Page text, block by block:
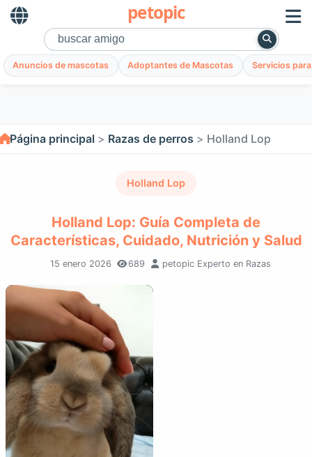
petopic
Anuncios de mascotas Adoptantes de Mascotas Servicios
Página principal Razas de perros Holland Lop
Holland Lop
Holland Lop: Guía Completa de
Características, Cuidado, Nutrición y Salud
15 enero 2026 689 petopic Experto en Razas